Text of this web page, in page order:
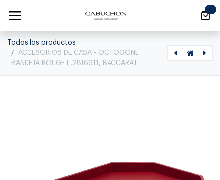
0
Todos los productos
ACCESORIOS DE CASA - OCTOGONE
BANDEJA ROUGE L,2816911, BACCARAT